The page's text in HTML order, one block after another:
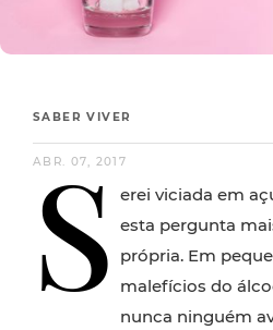
SABER VIVER
ABR. 07, 2017
S erei viciada em
esta pergunta
própria. Em
malefícios do
nunca ninguém